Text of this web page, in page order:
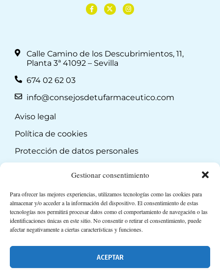
Gestionar consentimiento
Para ofrecer las mejores experiencias, utilizamos tecnologías como las cookies para
almacenar y/o acceder a la información del dispositivo. El consentimiento de estas
tecnologías nos permitirá procesar datos como el comportamiento de navegación o las
identificaciones únicas en este sitio. No consentir o retirar el consentimiento, puede
afectar negativamente a ciertas características y funciones.
ACEPTAR
Calle Camino de los Descubrimientos, 11,
Planta 3ª 41092 – Sevilla
674 02 62 03
info@consejosdetufarmaceutico.com
Aviso legal
Política de cookies
Protección de datos personales